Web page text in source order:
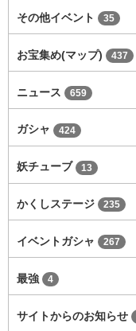
その他イベント 35
お宝集め(マップ) 437
ニュース 659
ガシャ 424
妖チューブ 13
かくしステージ 235
イベントガシャ 267
最強 4
サイトからのお知らせ